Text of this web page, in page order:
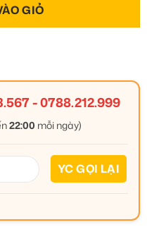
GIỎ
-0788.212.999
22:00 mỗi ngày)